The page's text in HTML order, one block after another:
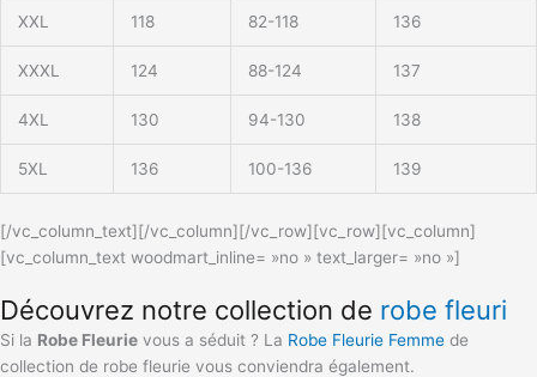
XXL 118 82-118 136
XXXL 124 88-124 137
4XL 130 94-130 138
5XL 136 100-136 139
[/vc_column_text][/vc_column][/vc_row][vc_row][vc_column]
[vc_column_text woodmart_inline= »no » text_larger= »no »]
Découvrez notre collection de robe fleuri
Si la Robe Fleurie vous a séduit ? La Robe Fleurie Femme de
collection de robe fleurie vous conviendra également.